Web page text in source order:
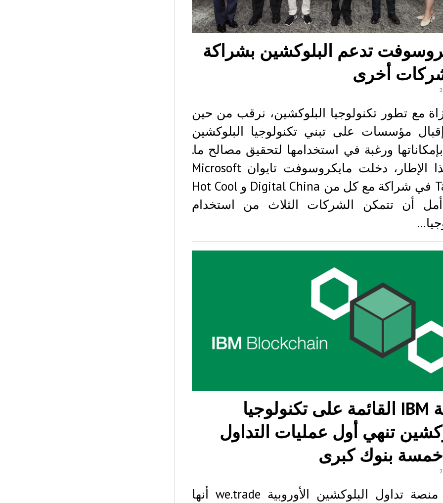
تدعم البلوكشين بشراكة
أخرى
مع تطور تكنولوجيا البلوكشين، نرقب من حين
مؤسسات على تبني تكنولوجيا البلوكشين
بإمكاناتها ورغبة في استخدامها لتحقيق مصالح ما.
في هذا الإطار، دخلت مايكروسوفت تايوان Microsoft
Taiwan في شراكة مع كل من Digital China و Hot Cool
أن تتمكن الشركات الثلاث من استخدام
منصة IBM القائمة على تكنولوجيا
تنهي أول عمليات التداول
بنوك كبرى
أكدت منصة تداول البلوكشين الأوروبية we.trade أنها